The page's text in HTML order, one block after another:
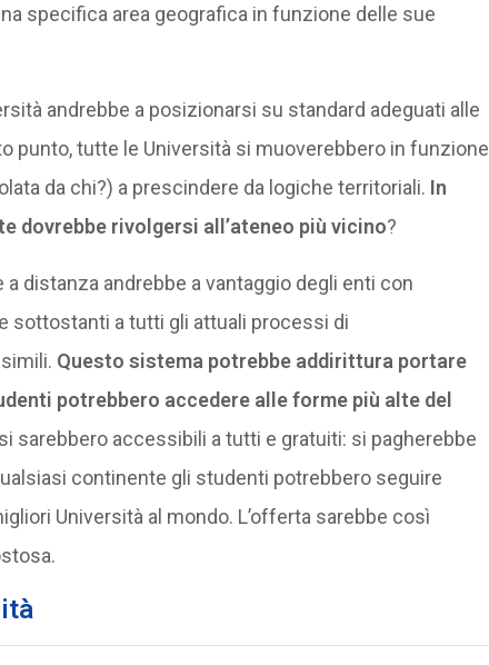
specifica area geografica in funzione delle sue
andrebbe a posizionarsi su standard adeguati alle
punto, tutte le Università si muoverebbero in funzione
da chi?) a prescindere da logiche territoriali. In
dovrebbe rivolgersi all’ateneo più vicino?
distanza andrebbe a vantaggio degli enti con
sottostanti a tutti gli attuali processi di
Questo sistema potrebbe addirittura portare
potrebbero accedere alle forme più alte del
sarebbero accessibili a tutti e gratuiti: si pagherebbe
continente gli studenti potrebbero seguire
Università al mondo. L’offerta sarebbe così